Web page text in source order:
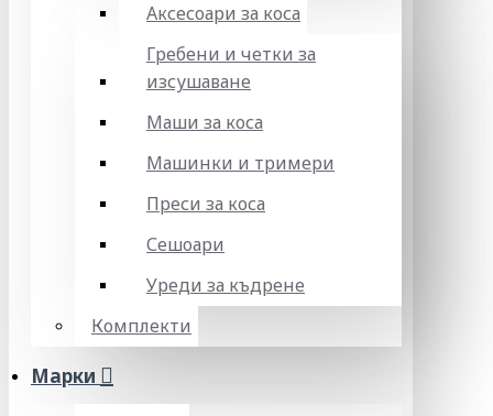
Аксесоари за коса
Гребени и четки за
изсушаване
Маши за коса
Машинки и тримери
Преси за коса
Сешоари
Уреди за къдрене
Комплекти
Марки